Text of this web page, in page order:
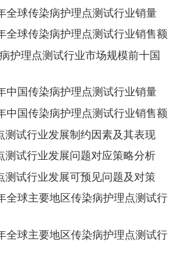
全球传染病护理点测试行业销量
全球传染病护理点测试行业销售额
护理点测试行业市场规模前十国
中国传染病护理点测试行业销量
中国传染病护理点测试行业销售额
测试行业发展制约因素及其表现
测试行业发展问题对应策略分析
测试行业发展可预见问题及对策
全球主要地区传染病护理点测试行
全球主要地区传染病护理点测试行